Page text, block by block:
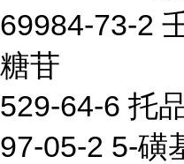
69984-73-2
糖苷
529-64-6 托
97-05-2 5-磺